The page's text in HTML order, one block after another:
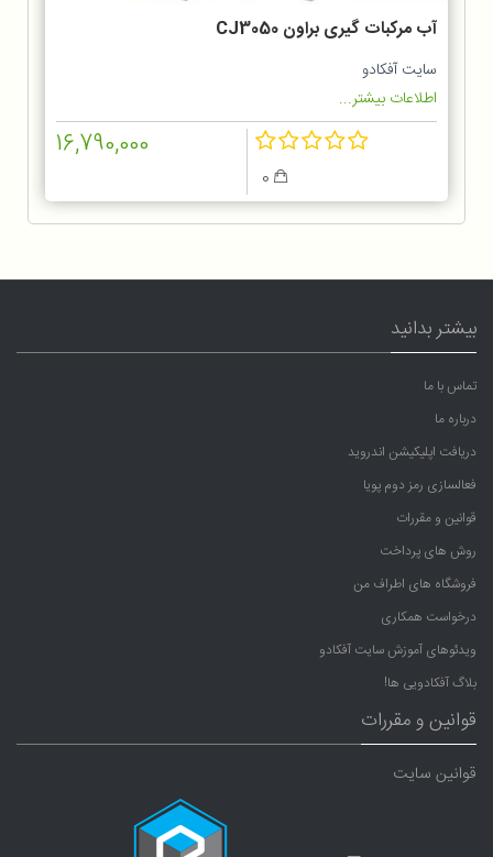
آب مرکبات گیری براون CJ3050
سایت آفکادو
اطلاعات بیشتر...
16,790,000
بیشتر بدانید
تماس با ما
درباره ما
دریافت اپلیکیشن اندروید
فعالسازی رمز دوم پویا
قوانین و مقررات
روش های پرداخت
فروشگاه های اطراف من
درخواست همکاری
ویدئوهای آموزش سایت آفکادو
بلاگ آفکادویی ها!
قوانین و مقررات
قوانین سایت